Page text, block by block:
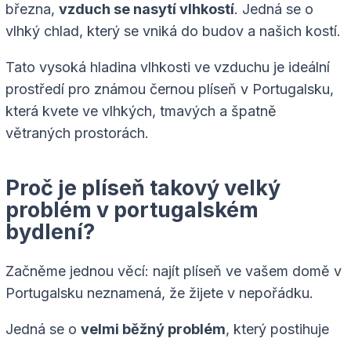
března, vzduch se nasytí vlhkostí. Jedná se o
vlhký chlad, který se vniká do budov a našich kostí.
Tato vysoká hladina vlhkosti ve vzduchu je ideální
prostředí pro známou černou plíseň v Portugalsku,
která kvete ve vlhkých, tmavých a špatně
větraných prostorách.
Proč je plíseň takový velký
problém v portugalském
bydlení?
Začněme jednou věcí: najít plíseň ve vašem domě v
Portugalsku neznamená, že žijete v nepořádku.
Jedná se o velmi běžný problém, který postihuje